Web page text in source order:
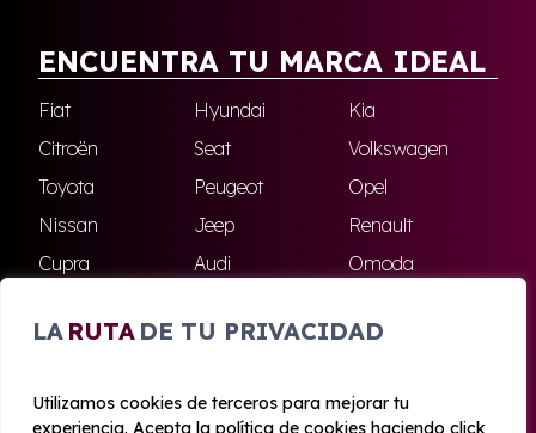
LA RUTA DE TU PRIVACIDAD
Utilizamos cookies de terceros para mejorar tu
experiencia. Acepta la política de cookies haciendo click
ENCUENTRA TU MARCA IDEAL
Fiat Hyundai
Kia
Citroën
Seat
Volkswagen
Toyota
Peugeot
Opel
Nissan
Jeep
Renault
Cupra
Audi
Omoda
Skoda
Ford Todas las marcas